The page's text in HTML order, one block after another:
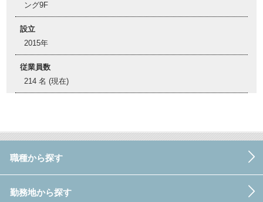
ング9F
設立
2015年
従業員数
214 名 (現在)
職種から探す
勤務地から探す